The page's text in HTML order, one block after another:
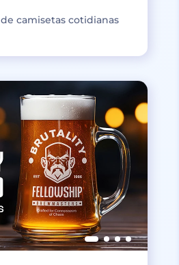
camisetas cotidianas